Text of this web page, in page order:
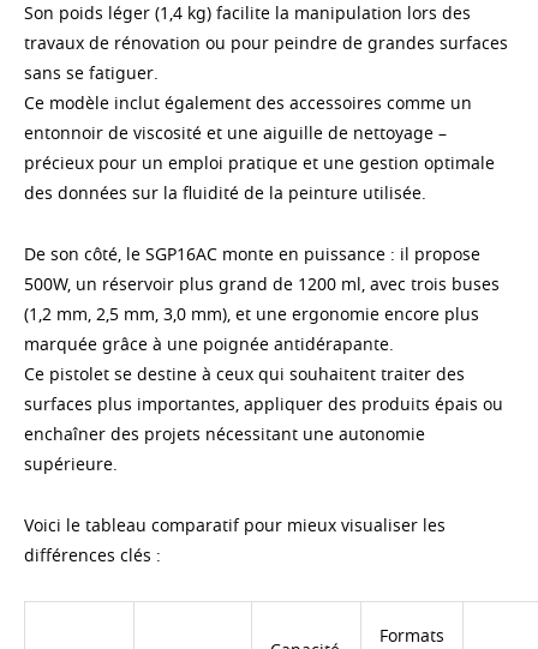
Son poids léger (1,4 kg) facilite la manipulation lors des
travaux de rénovation ou pour peindre de grandes surfaces
sans se fatiguer.
Ce modèle inclut également des accessoires comme un
entonnoir de viscosité et une aiguille de nettoyage –
précieux pour un emploi pratique et une gestion optimale
des données sur la fluidité de la peinture utilisée.
De son côté, le SGP16AC monte en puissance : il propose
500W, un réservoir plus grand de 1200 ml, avec trois buses
(1,2 mm, 2,5 mm, 3,0 mm), et une ergonomie encore plus
marquée grâce à une poignée antidérapante.
Ce pistolet se destine à ceux qui souhaitent traiter des
surfaces plus importantes, appliquer des produits épais ou
enchaîner des projets nécessitant une autonomie
supérieure.
Voici le tableau comparatif pour mieux visualiser les
différences clés :
Formats